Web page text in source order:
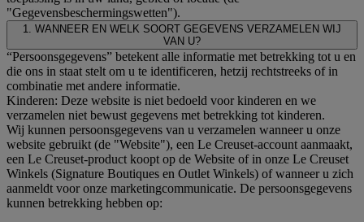
"Gegevensbeschermingswetten").
1. WANNEER EN WELK SOORT GEGEVENS VERZAMELEN WIJ
VAN U?
“Persoonsgegevens” betekent alle informatie met betrekking tot u en
die ons in staat stelt om u te identificeren, hetzij rechtstreeks of in
combinatie met andere informatie.
Kinderen: Deze website is niet bedoeld voor kinderen en we
verzamelen niet bewust gegevens met betrekking tot kinderen.
Wij kunnen persoonsgegevens van u verzamelen wanneer u onze
website gebruikt (de "Website"), een Le Creuset-account aanmaakt,
een Le Creuset-product koopt op de Website of in onze Le Creuset
Winkels (Signature Boutiques en Outlet Winkels) of wanneer u zich
aanmeldt voor onze marketingcommunicatie. De persoonsgegevens
kunnen betrekking hebben op: